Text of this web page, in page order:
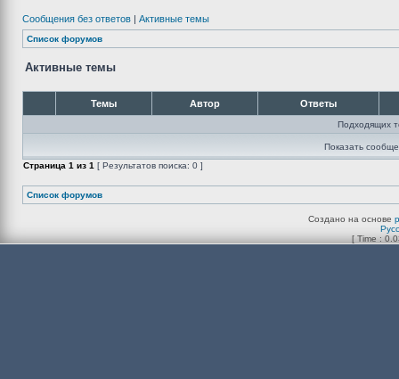
Сообщения без ответов | Активные темы
Список форумов
Активные темы
Темы Автор Ответы
Подходящих
Показать
Страница 1 из 1 [ Результатов поиска: 0 ]
Список форумов
Создано на основе
[ Time :